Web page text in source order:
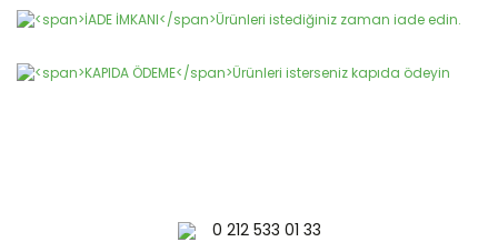
Ürün açıklamasında eksik bilgiler bulunuyor.
Ürün fiyatı diğer sitelerden daha pahalı.
0 212 533 01 33